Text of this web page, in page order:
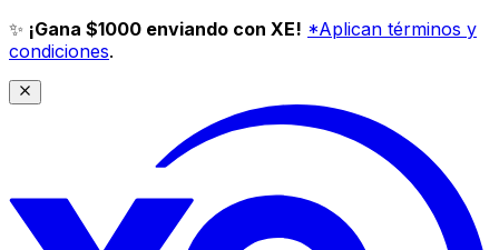
✨ ¡Gana $1000 enviando con XE! *Aplican términos y
condiciones.